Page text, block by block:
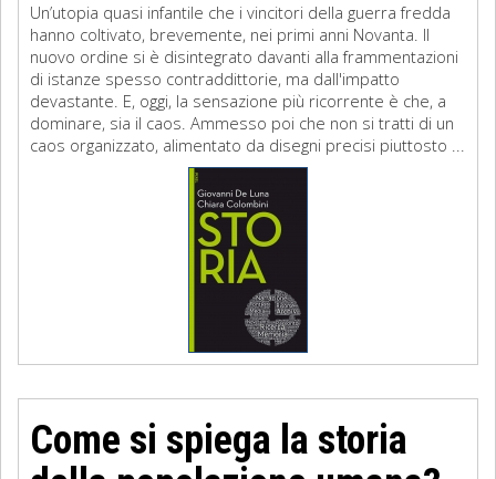
Un’utopia quasi infantile che i vincitori della guerra fredda
hanno coltivato, brevemente, nei primi anni Novanta. Il
nuovo ordine si è disintegrato davanti alla frammentazioni
di istanze spesso contraddittorie, ma dall'impatto
devastante. E, oggi, la sensazione più ricorrente è che, a
dominare, sia il caos. Ammesso poi che non si tratti di un
caos organizzato, alimentato da disegni precisi piuttosto ...
Come si spiega la storia